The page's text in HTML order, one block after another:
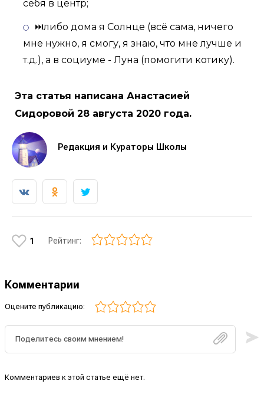
себя в центр;
⏭либо дома я Солнце (всё сама, ничего
мне нужно, я смогу, я знаю, что мне лучше и
т.д.), а в социуме - Луна (помогити котику).
Эта статья написана Анастасией
Сидоровой 28 августа 2020 года.
Редакция и Кураторы Школы
1 Рейтинг:
Комментарии
Оцените публикацию:
Комментариев к этой статье ещё нет.